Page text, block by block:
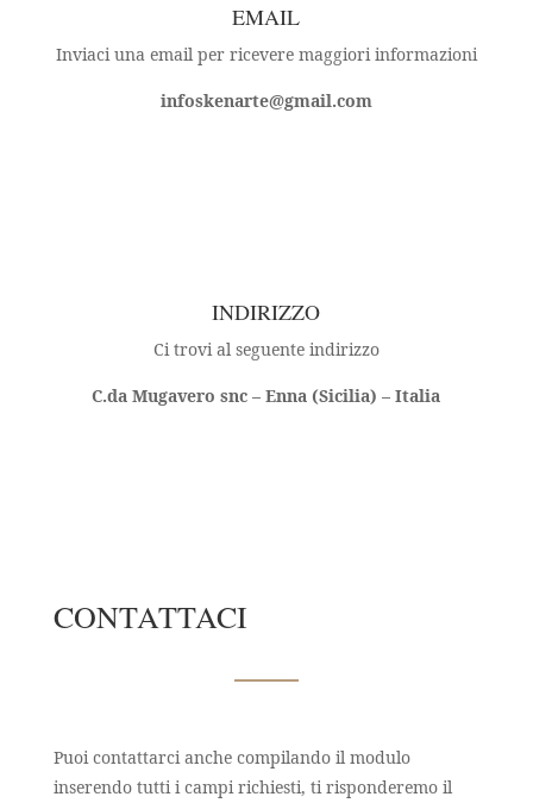
EMAIL
Inviaci una email per ricevere maggiori informazioni
infoskenarte@gmail.com
INDIRIZZO
Ci trovi al seguente indirizzo
C.da Mugavero snc – Enna (Sicilia) – Italia
CONTATTACI
Puoi contattarci anche compilando il modulo
inserendo tutti i campi richiesti, ti risponderemo il